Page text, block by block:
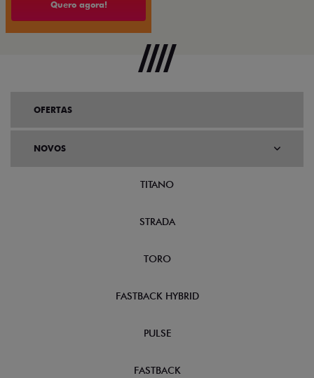
Quero agora!
OFERTAS
NOVOS
TITANO
STRADA
TORO
FASTBACK HYBRID
PULSE
FASTBACK